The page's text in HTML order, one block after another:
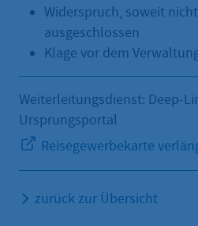
Widerspruch, soweit
ausgeschlossen
Klage vor dem
Weiterleitungsdienst: Deep-
Ursprungsportal
Reisegewerbekarte
zurück zur Übersicht